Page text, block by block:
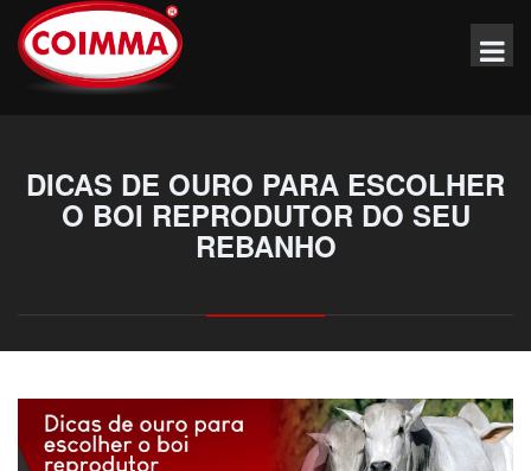
DICAS DE OURO PARA ESCOLHER
O BOI REPRODUTOR DO SEU
REBANHO